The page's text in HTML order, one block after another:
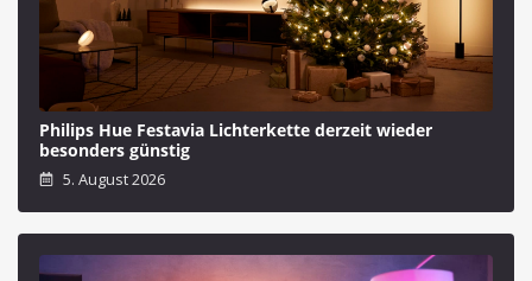
Philips Hue Festavia Lichterkette derzeit wieder
besonders günstig
5. August 2026